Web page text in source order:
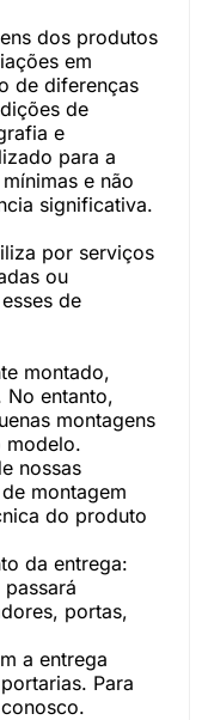
dos produtos
em
de diferenças
de
e
para a
e não
significativa.
por serviços
ou
de
montado,
entanto,
montagens
modelo.
nossas
montagem
do produto
da entrega:
portas,
a entrega
Para